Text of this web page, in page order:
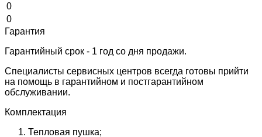
0
0
Гарантия
Гарантийный срок - 1 год со дня продажи.
Специалисты сервисных центров всегда готовы прийти
на помощь в гарантийном и постгарантийном
обслуживании.
Комплектация
Тепловая пушка;